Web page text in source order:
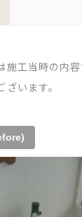
施工当時の内
います。